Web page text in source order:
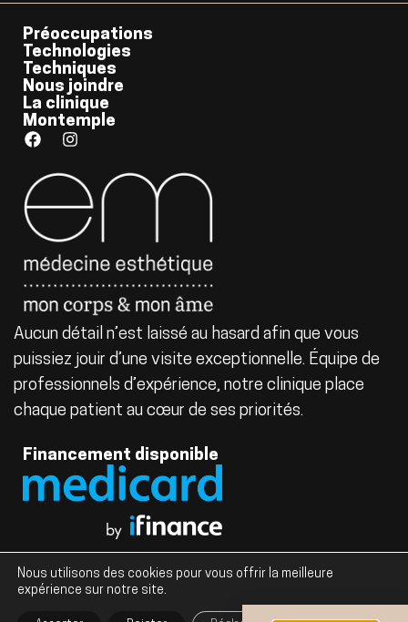
Préoccupations
Technologies
Techniques
Nous joindre
La clinique
Montemple
Aucun détail n’est laissé au hasard afin que vous
puissiez jouir d’une visite exceptionnelle. Équipe de
professionnels d’expérience, notre clinique place
chaque patient au cœur de ses priorités.
Financement disponible
Tous droits réservés © 2023 à ce jour, EM Médecine
Esthétique. Conception deGraphix Design Graphique.
Nous utilisons des cookies pour vous offrir la meilleure
expérience sur notre site.